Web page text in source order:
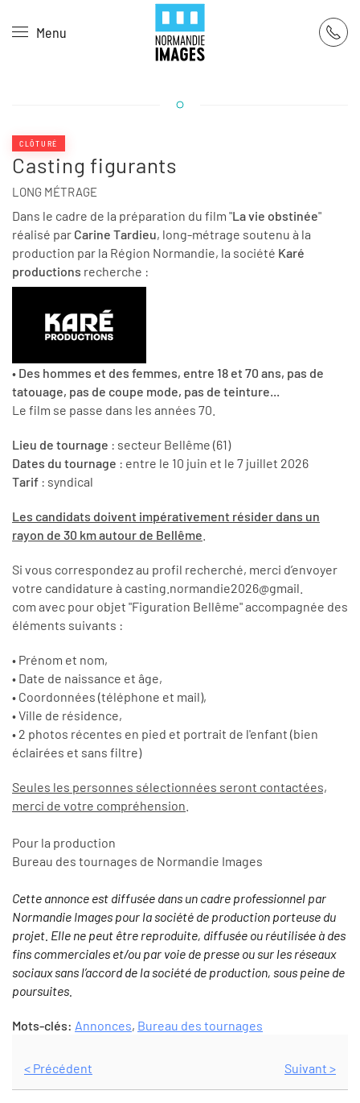
Skip to main content
Menu
CLÔTURÉ
Casting figurants
LONG MÉTRAGE
Dans le cadre de la préparation du film "La vie obstinée"
réalisé par Carine Tardieu, long-métrage soutenu à la
production par la Région Normandie, la société Karé
productions recherche :
• Des hommes et des femmes, entre 18 et 70 ans, pas de
tatouage, pas de coupe mode, pas de teinture...
Le film se passe dans les années 70.
Lieu de tournage : secteur Bellême (61)
Dates du tournage : entre le 10 juin et le 7 juillet 2026
Tarif : syndical
Les candidats doivent impérativement résider dans un
rayon de 30 km autour de Bellême
Si vous correspondez au profil recherché, merci d’envoyer
votre candidature à casting.normandie2026@gmail.
com avec pour objet "Figuration Bellême" accompagnée des
éléments suivants :
• Prénom et nom,
• Date de naissance et âge,
• Coordonnées (téléphone et mail),
• Ville de résidence,
• 2 photos récentes en pied et portrait de l'enfant (bien
éclairées et sans filtre)
Seules les personnes sélectionnées seront contactées,
merci de votre compréhension
Pour la production
Bureau des tournages de Normandie Images
Cette annonce est diffusée dans un cadre professionnel par
Normandie Images pour la société de production porteuse du
projet. Elle ne peut être reproduite, diffusée ou réutilisée à des
fins commerciales et/ou par voie de presse ou sur les réseaux
sociaux sans l’accord de la société de production, sous peine de
poursuites.
Mots-clés: Annonces, Bureau des tournages
< Précédent Suivant >
Panneau de gestion des cookies